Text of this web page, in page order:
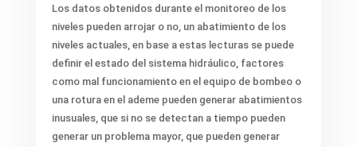
Los datos obtenidos durante el monitoreo de los
niveles pueden arrojar o no, un abatimiento de los
niveles actuales, en base a estas lecturas se puede
definir el estado del sistema hidráulico, factores
como mal funcionamiento en el equipo de bombeo o
una rotura en el ademe pueden generar abatimientos
inusuales, que si no se detectan a tiempo pueden
generar un problema mayor, que pueden generar